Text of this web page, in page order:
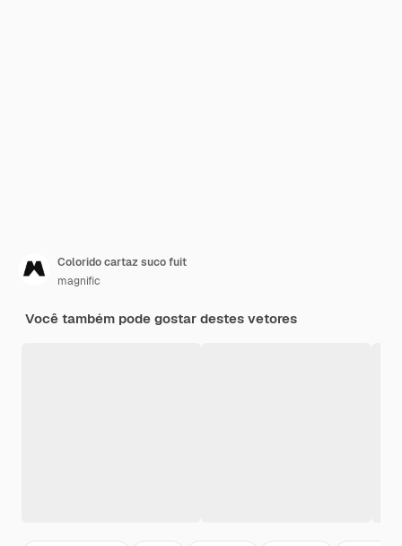
Colorido cartaz suco fuit
magnific
Você também pode gostar destes vetores